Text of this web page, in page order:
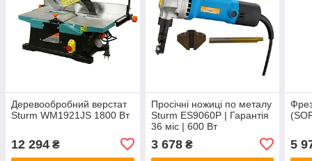
Деревообробний верстат
Sturm WM1921JS 1800 Вт
12 294 ₴
Просічні ножиці по металу
Sturm ES9060P | Гарантія
36 міс | 600 Вт
3 678₴ 5